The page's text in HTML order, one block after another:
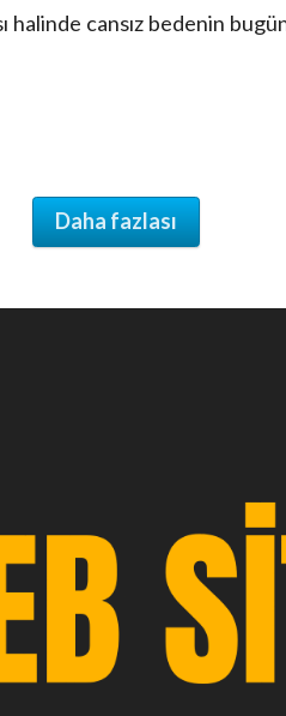
halinde cansız bedenin
Daha fazlası